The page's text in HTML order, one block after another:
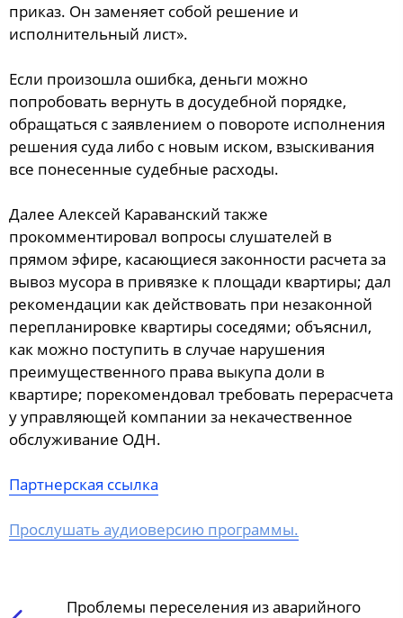
приказ. Он заменяет собой решение и
исполнительный лист».
Если произошла ошибка, деньги можно
попробовать вернуть в досудебной порядке,
обращаться с заявлением о повороте исполнения
решения суда либо с новым иском, взыскивания
все понесенные судебные расходы.
Далее Алексей Караванский также
прокомментировал вопросы слушателей в
прямом эфире, касающиеся законности расчета за
вывоз мусора в привязке к площади квартиры; дал
рекомендации как действовать при незаконной
перепланировке квартиры соседями; объяснил,
как можно поступить в случае нарушения
преимущественного права выкупа доли в
квартире; порекомендовал требовать перерасчета
у управляющей компании за некачественное
обслуживание ОДН.
Партнерская ссылка
Прослушать аудиоверсию программы.
Проблемы переселения из аварийного